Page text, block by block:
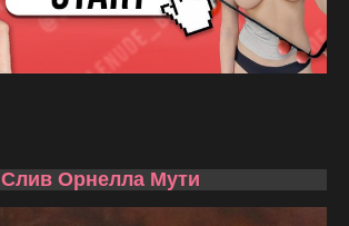
Слив Орнелла Мути